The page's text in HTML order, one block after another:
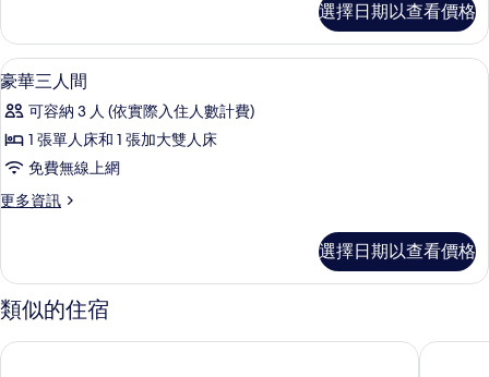
所
有
相
片
雙
床
房
詳
情
選擇日期以查看價格
顯
示
豪
華
人
的
所
有
相
迷你吧、客房內保險箱、書桌、遮光
4
豪華三人間
可容納 3 人 (依實際入住人數計費)
1 張單人床和 1 張加大雙人床
免費無線上網
更多資訊
更
三
人
間
詳
選擇日期以查看價格
類似的住宿
自由西貢隔鄰維爾飯店 西貢景